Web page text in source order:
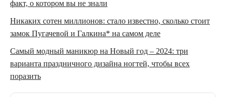
факт, о котором вы не знали
Никаких сотен миллионов: стало известно, сколько стоит
замок Пугачевой и Галкина* на самом деле
Самый модный маникюр на Новый год – 2024: три
варианта праздничного дизайна ногтей, чтобы всех
поразить